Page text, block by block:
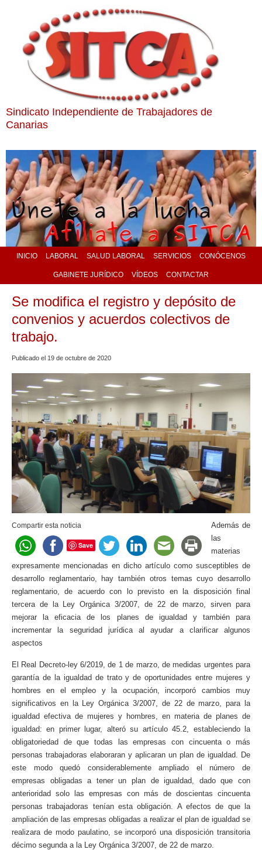
Sindicato Independiente de Trabajadores de
Canarias
INICIO LABORAL SALUD LABORAL SERVICIOS CONÓCENOS
GABINETE JURÍDICO VÍDEOS CONTACTAR
Se modifica el registro y depósito de
convenios y acuerdos colectivos de
trabajo.
Publicado el 19 de octubre de 2020
Compartir esta noticia
Save
Además de
las
materias
expresamente mencionadas en dicho artículo como susceptibles de
desarrollo reglamentario, hay también otros temas cuyo desarrollo
reglamentario, de acuerdo con lo previsto en la disposición final
tercera de la Ley Orgánica 3/2007, de 22 de marzo, sirven para
mejorar la eficacia de los planes de igualdad y también para
incrementar la seguridad jurídica al ayudar a clarificar algunos
aspectos
El Real Decreto-ley 6/2019, de 1 de marzo, de medidas urgentes para
garantía de la igualdad de trato y de oportunidades entre mujeres y
hombres en el empleo y la ocupación, incorporó cambios muy
significativos en la Ley Orgánica 3/2007, de 22 de marzo, para la
igualdad efectiva de mujeres y hombres, en materia de planes de
igualdad: en primer lugar, alteró su artículo 45.2, estableciendo la
obligatoriedad de que todas las empresas con cincuenta o más
personas trabajadoras elaboraran y aplicaran un plan de igualdad. De
este modo quedó considerablemente ampliado el número de
empresas obligadas a tener un plan de igualdad, dado que con
anterioridad solo las empresas con más de doscientas cincuenta
personas trabajadoras tenían esta obligación. A efectos de que la
ampliación de las empresas obligadas a realizar el plan de igualdad se
realizara de modo paulatino, se incorporó una disposición transitoria
décimo segunda a la Ley Orgánica 3/2007, de 22 de marzo.